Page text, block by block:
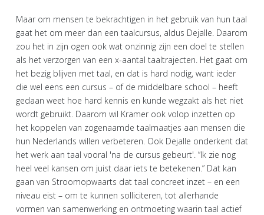
Maar om mensen te bekrachtigen in het gebruik van hun taal
gaat het om meer dan een taalcursus, aldus Dejalle. Daarom
zou het in zijn ogen ook wat onzinnig zijn een doel te stellen
als het verzorgen van een x-aantal taaltrajecten. Het gaat om
het bezig blijven met taal, en dat is hard nodig, want ieder
die wel eens een cursus – of de middelbare school – heeft
gedaan weet hoe hard kennis en kunde wegzakt als het niet
wordt gebruikt. Daarom wil Kramer ook volop inzetten op
het koppelen van zogenaamde taalmaatjes aan mensen die
hun Nederlands willen verbeteren. Ook Dejalle onderkent dat
het werk aan taal vooral 'na de cursus gebeurt'. “Ik zie nog
heel veel kansen om juist daar iets te betekenen.” Dat kan
gaan van Stroomopwaarts dat taal concreet inzet – en een
niveau eist – om te kunnen solliciteren, tot allerhande
vormen van samenwerking en ontmoeting waarin taal actief